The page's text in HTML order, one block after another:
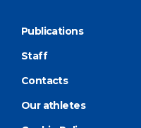
Publications
Staff
Contacts
Our athletes